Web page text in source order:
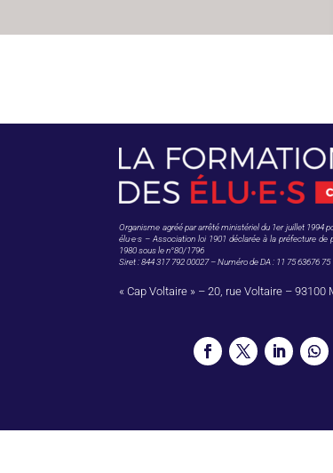
Organisme agréé par arrêté ministériel du 1er juillet 1994
élu·e·s – Association loi 1901 déclarée à la préfecture de
1980 sous le n°80/1796
Siret : 844 317 792 00027 – Numéro de DA : 11 75 63676 75
« Cap Voltaire » – 20, rue Voltaire – 93100